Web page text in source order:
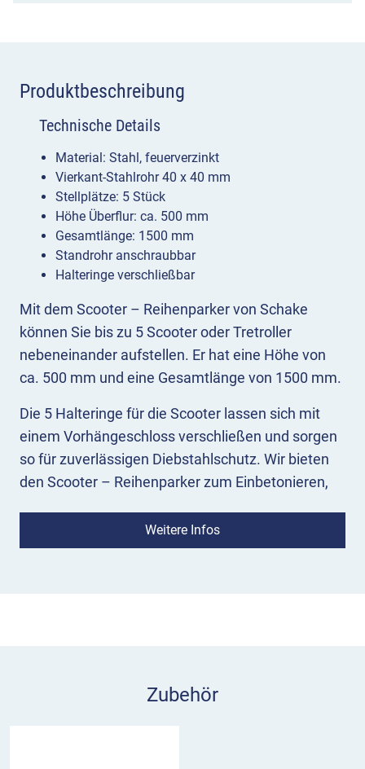
Produktbeschreibung
Mit dem Scooter – Reihenparker von Schake
können Sie bis zu 5 Scooter oder Tretroller
nebeneinander aufstellen. Er hat eine Höhe von
ca. 500 mm und eine Gesamtlänge von 1500 mm.
Die 5 Halteringe für die Scooter lassen sich mit
einem Vorhängeschloss verschließen und sorgen
so für zuverlässigen Diebstahlschutz. Wir bieten
den Scooter – Reihenparker zum Einbetonieren,
Weitere Infos
Technische Details
Material: Stahl, feuerverzinkt
Vierkant-Stahlrohr 40 x 40 mm
Stellplätze: 5 Stück
Höhe Überflur: ca. 500 mm
Gesamtlänge: 1500 mm
Standrohr anschraubbar
Halteringe verschließbar
Zubehör